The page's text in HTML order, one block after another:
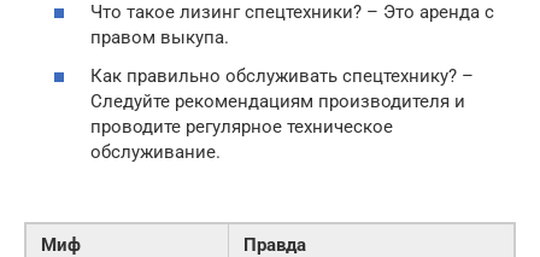
Что такое лизинг спецтехники? – Это аренда с
правом выкупа.
Как правильно обслуживать спецтехнику? –
Следуйте рекомендациям производителя и
проводите регулярное техническое
обслуживание.
Миф
Правда